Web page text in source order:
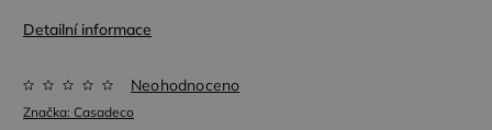
Detailní informace
Značka: Casadeco
Neohodnoceno